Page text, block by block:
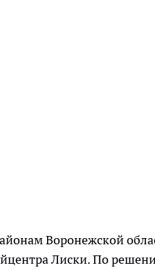
Воронежской
Лиски. По